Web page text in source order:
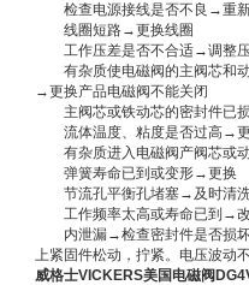
检查电源接线是否不良→重新
线圈短路→更换线圈
工作压差是否不合适→调整压
有杂质使电磁阀的主阀芯和动
→更换产品电磁阀不能关闭
主阀芯或铁动芯的密封件已
流体温度、粘度是否过高→更
有杂质进入电磁阀产阀芯或
弹簧寿命已到或变形→更换
节流孔平衡孔堵塞→及时清
工作频率太高或寿命已到→改
内泄漏→检查密封件是否损坏
上紧固件松动，拧紧。电压波动
威格士VICKERS美国电磁阀